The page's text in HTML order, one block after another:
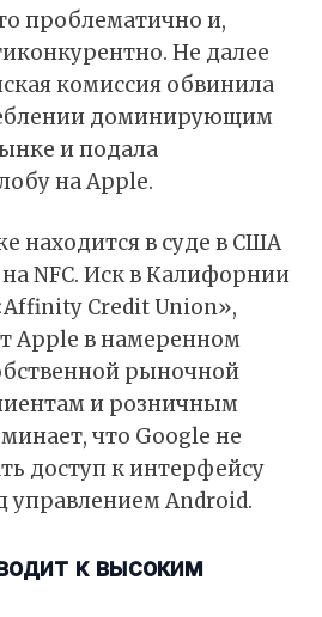
проблематично и,
Не далее
комиссия обвинила
доминирующим
и подала
на Apple.
находится в суде в США
NFC. Иск в Калифорнии
Credit Union»,
Apple в намеренном
рыночной
и розничным
что Google не
доступ к интерфейсу
управлением Android.
к высоким